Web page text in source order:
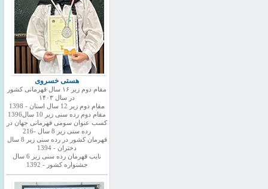
هستی خسروی
مقام دوم زیر ۱۶ سال قهرمانی کشور
در سال ۱۴۰۳
مقام دوم زیر 12 سال استان - 1398
مقام دوم رده سنی زیر 10 سال1396
کسب عنوان سومی قهرمانی جهان در
رده سنی زیر 8 سال -216
قهرمان کشور در رده سنی زیر 8 سال
دختران - 1394
نایب قهرمان رده سنی زیر 6 سال
جشنواره کشور - 1392